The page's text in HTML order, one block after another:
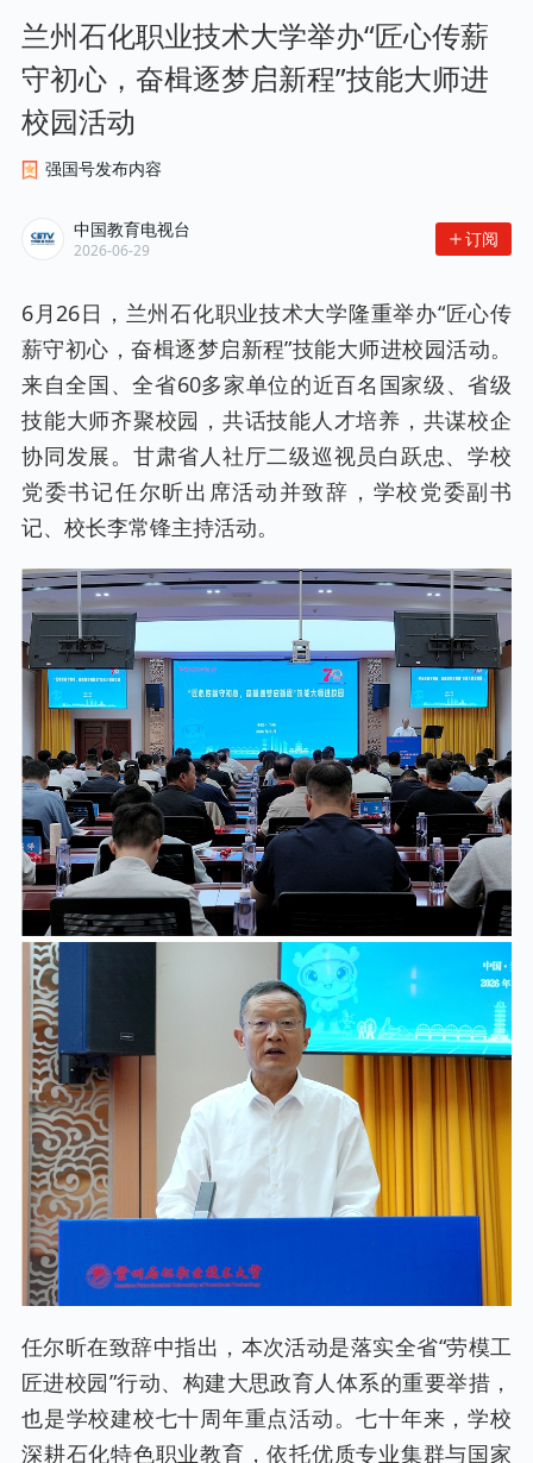
兰州石化职业技术大学举办“匠心传薪
守初心，奋楫逐梦启新程”技能大师进
校园活动
强国号发布内容
中国教育电视台
2026-06-29
订阅
6月26日，兰州石化职业技术大学隆重举办“匠心传
薪守初心，奋楫逐梦启新程”技能大师进校园活动。
来自全国、全省60多家单位的近百名国家级、省级
技能大师齐聚校园，共话技能人才培养，共谋校企
协同发展。甘肃省人社厅二级巡视员白跃忠、学校
党委书记任尔昕出席活动并致辞，学校党委副书
记、校长李常锋主持活动。
任尔昕在致辞中指出，本次活动是落实全省“劳模工
匠进校园”行动、构建大思政育人体系的重要举措，
也是学校建校七十周年重点活动。七十年来，学校
深耕石化特色职业教育，依托优质专业集群与国家